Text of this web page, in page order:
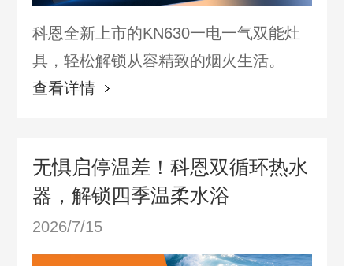
科恩全新上市的KN630一电一气双能灶
具，轻松解锁从容精致的烟火生活。
查看详情
无惧启停温差！科恩双循环热水
器，解锁四季温柔水浴
2026/7/15